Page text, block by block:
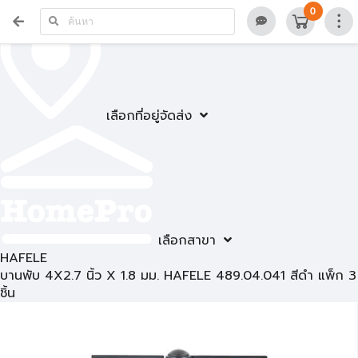
เลือกที่อยู่จัดส่ง
เลือกสาขา
0
HAFELE
บานพับ 4X2.7 นิ้ว X 1.8 มม. HAFELE 489.04.041 สีดำ แพ็ก 3
ชิ้น